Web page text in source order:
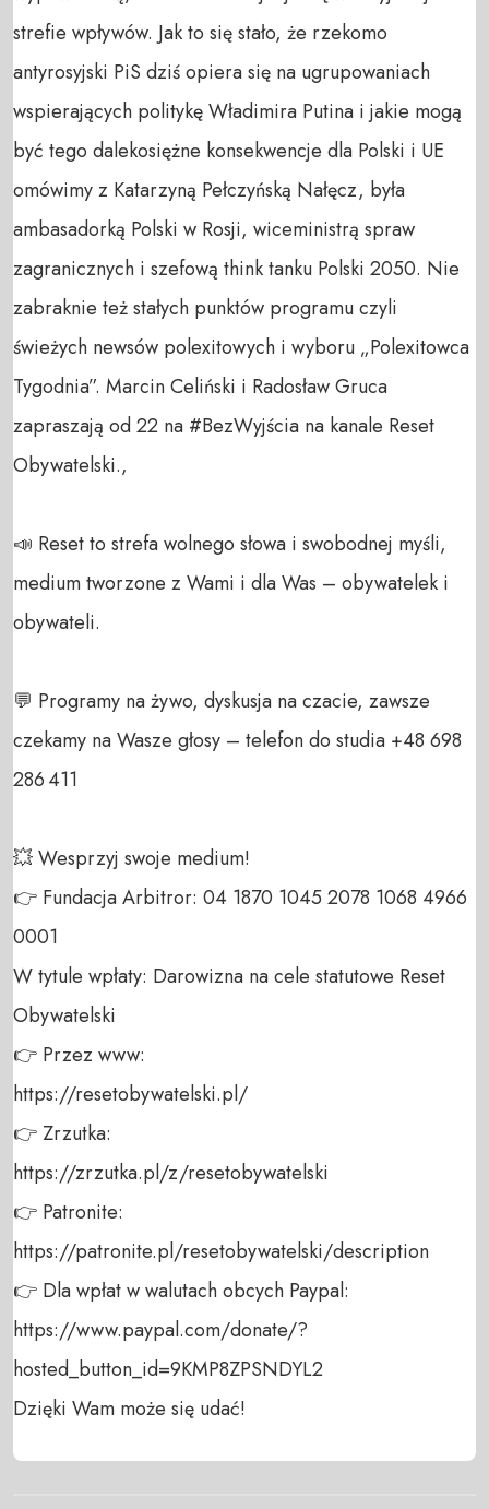
strefie wpływów. Jak to się stało, że rzekomo
antyrosyjski PiS dziś opiera się na ugrupowaniach
wspierających politykę Władimira Putina i jakie mogą
być tego dalekosiężne konsekwencje dla Polski i UE
omówimy z Katarzyną Pełczyńską Nałęcz, była
ambasadorką Polski w Rosji, wiceministrą spraw
zagranicznych i szefową think tanku Polski 2050. Nie
zabraknie też stałych punktów programu czyli
świeżych newsów polexitowych i wyboru „Polexitowca
Tygodnia”. Marcin Celiński i Radosław Gruca
zapraszają od 22 na #BezWyjścia na kanale Reset
Obywatelski.,
📣 Reset to strefa wolnego słowa i swobodnej myśli,
medium tworzone z Wami i dla Was – obywatelek i
obywateli.
💬 Programy na żywo, dyskusja na czacie, zawsze
czekamy na Wasze głosy – telefon do studia +48 698
286 411
💥 Wesprzyj swoje medium!
👉 Fundacja Arbitror: 04 1870 1045 2078 1068 4966
0001
W tytule wpłaty: Darowizna na cele statutowe Reset
Obywatelski
👉 Przez www:
https://resetobywatelski.pl/
👉 Zrzutka:
https://zrzutka.pl/z/resetobywatelski
👉 Patronite:
https://patronite.pl/resetobywatelski/description
👉 Dla wpłat w walutach obcych Paypal:
https://www.paypal.com/donate/?
hosted_button_id=9KMP8ZPSNDYL2
Dzięki Wam może się udać!